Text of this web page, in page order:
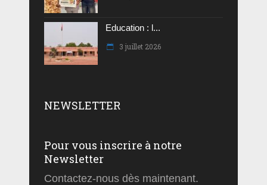
Education : l...
3 juillet 2026
NEWSLETTER
Pour vous inscrire à notre
Newsletter
Contactez-nous dès maintenant.